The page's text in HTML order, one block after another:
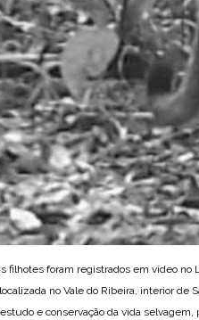
filhotes foram registrados em vídeo no
no Vale do Ribeira, interior de
e conservação da vida